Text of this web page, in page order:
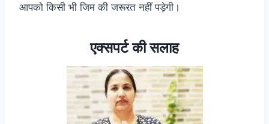
आपको किसी भी जिम की जरूरत नहीं पड़ेगी।
एक्सपर्ट की सलाह